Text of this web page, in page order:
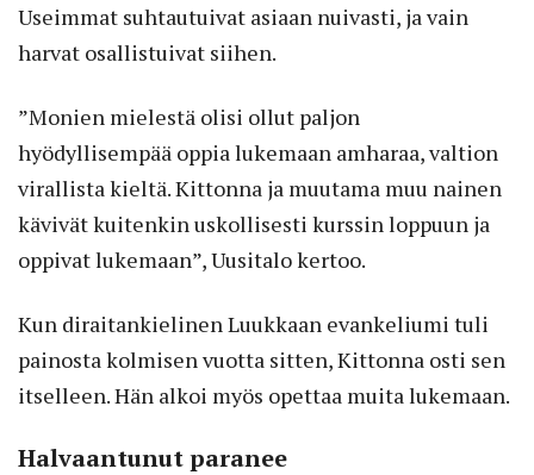
Useimmat suhtautuivat asiaan nuivasti, ja vain
harvat osallistuivat siihen.
”Monien mielestä olisi ollut paljon
hyödyllisempää oppia lukemaan amharaa, valtion
virallista kieltä. Kittonna ja muutama muu nainen
kävivät kuitenkin uskollisesti kurssin loppuun ja
oppivat lukemaan”, Uusitalo kertoo.
Kun diraitankielinen Luukkaan evankeliumi tuli
painosta kolmisen vuotta sitten, Kittonna osti sen
itselleen. Hän alkoi myös opettaa muita lukemaan.
Halvaantunut paranee